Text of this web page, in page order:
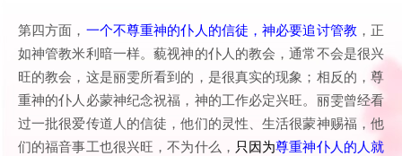
第四方面， 一个不尊重神的仆人的信徒，神必要追讨管教 ，正
如神管教米利暗一样。藐视神的仆人的教会，通常不会是很兴
旺的教会，这是丽雯所看到的，是很真实的现象；相反的，尊
重神的仆人必蒙神纪念祝福，神的工作必定兴旺。丽雯曾经看
过一批很爱传道人的信徒，他们的灵性、生活很蒙神赐福，他
们的福音事工也很兴旺，不为什么， 只因为尊重神仆人的人就